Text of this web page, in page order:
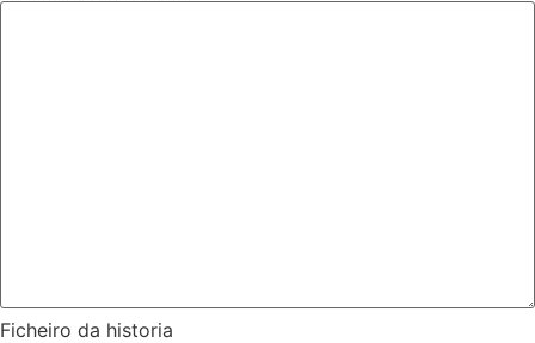
Ficheiro da historia